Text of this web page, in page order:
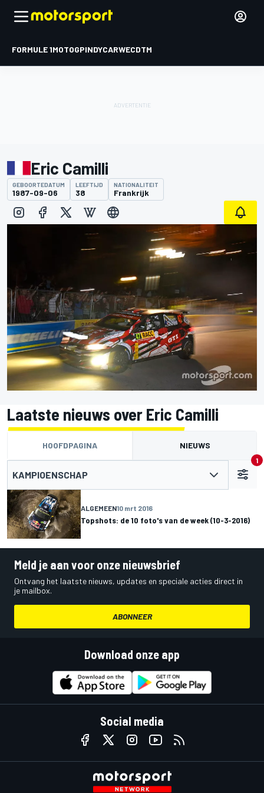
FORMULE 1MOTOGPINDYCARWECDTM
Eric Camilli
GEBOORTEDATUM
1987-09-06
LEEFTIJD
38
NATIONALITEIT
Frankrijk
Laatste nieuws over Eric Camilli
HOOFDPAGINA NIEUWS
KAMPIOENSCHAP
1
ALGEMEEN10 mrt 2016
Topshots: de 10 foto's van de week (10-3-2016)
Meld je aan voor onze nieuwsbrief
Ontvang het laatste nieuws, updates en speciale acties direct in
je mailbox.
ABONNEER
Download onze app
Social media